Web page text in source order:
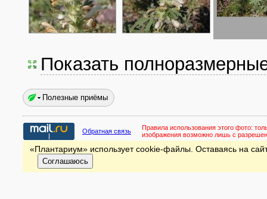
Показать
Полезные приёмы
Обратная связь Правила использования этого фото:
изображения возможно лишь с
«Плантариум» использует cookie-файлы. Оставаясь на
Соглашаюсь